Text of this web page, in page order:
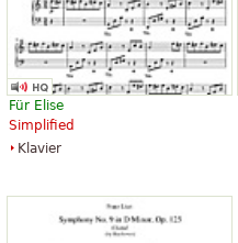
Symphonie Nr. 5 c-Moll op. 67
18,24 €
Piccolo, Horn, Trombone,
Baerenreiter Verlag
Für Elise
Simplified
Klavier